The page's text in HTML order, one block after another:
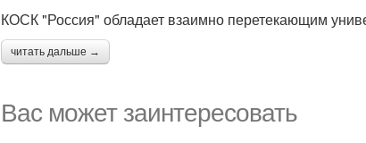
КОСК "Россия" обладает взаимно перетекающим
читать дальше →
Вас может заинтересовать